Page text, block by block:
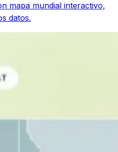
mapa mundial interactivo,
datos.